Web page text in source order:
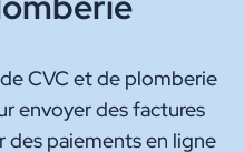
CVC et de plomberie
envoyer des factures
des paiements en ligne